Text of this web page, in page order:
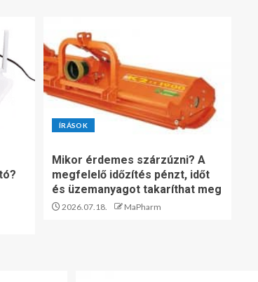
ÍRÁSOK
Mikor érdemes szárzúzni? A
megfelelő időzítés pénzt, időt
és üzemanyagot takaríthat meg
2026.07.18. MaPharm